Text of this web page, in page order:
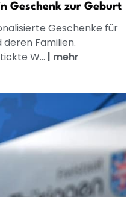
Geschenk zur Geburt
Geschenke für
Familien.
W... | mehr